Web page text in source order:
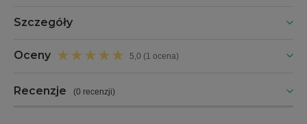
Szczegóły
Oceny 5,0 (1 ocena)
Recenzje (0 recenzji)